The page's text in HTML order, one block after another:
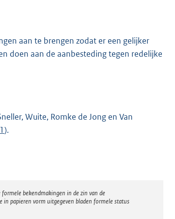
aan te brengen zodat er een gelijker
doen aan de aanbesteding tegen redelijke
Wuite, Romke de Jong en Van
).
bekendmakingen in de zin van de
in papieren vorm uitgegeven bladen formele status